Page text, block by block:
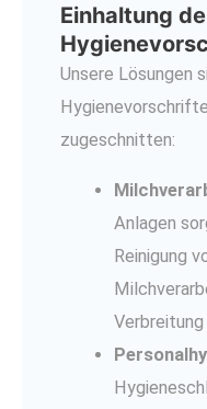
Einhaltung
Unsere Lösungen
zugeschnitten:
Anlagen
Reinigung